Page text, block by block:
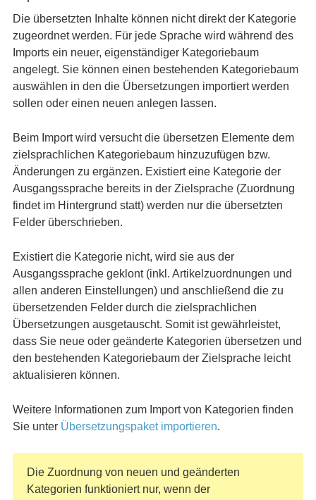
Die übersetzten Inhalte können nicht direkt der Kategorie
zugeordnet werden. Für jede Sprache wird während des
Imports ein neuer, eigenständiger Kategoriebaum
angelegt. Sie können einen bestehenden Kategoriebaum
auswählen in den die Übersetzungen importiert werden
sollen oder einen neuen anlegen lassen.
Beim Import wird versucht die übersetzen Elemente dem
zielsprachlichen Kategoriebaum hinzuzufügen bzw.
Änderungen zu ergänzen. Existiert eine Kategorie der
Ausgangssprache bereits in der Zielsprache (Zuordnung
findet im Hintergrund statt) werden nur die übersetzten
Felder überschrieben.
Existiert die Kategorie nicht, wird sie aus der
Ausgangssprache geklont (inkl. Artikelzuordnungen und
allen anderen Einstellungen) und anschließend die zu
übersetzenden Felder durch die zielsprachlichen
Übersetzungen ausgetauscht. Somit ist gewährleistet,
dass Sie neue oder geänderte Kategorien übersetzen und
den bestehenden Kategoriebaum der Zielsprache leicht
aktualisieren können.
Weitere Informationen zum Import von Kategorien finden
Sie unter Übersetzungspaket importieren.
Die Zuordnung von neuen und geänderten
Kategorien funktioniert nur, wenn der